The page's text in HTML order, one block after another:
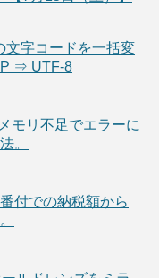
文字コードを一括変
⇒ UTF-8
モリ不足でエラーに
。
付での納税額から